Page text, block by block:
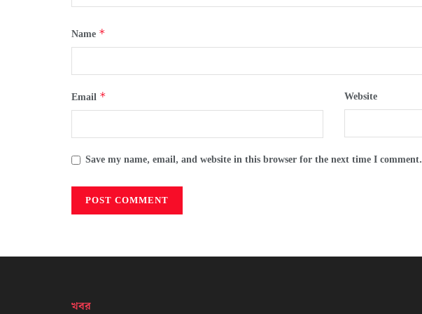
Name *
Email * Website
Save my name, email, and website in this browser for the next time I comment.
খবর